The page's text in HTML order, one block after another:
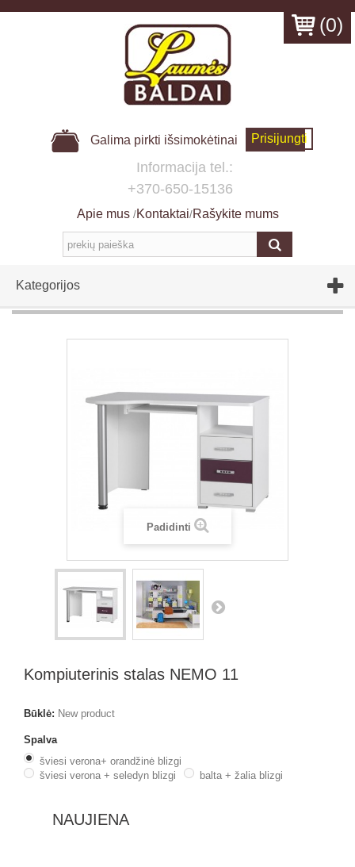
Galima pirkti išsimokėtinai Prisijungti
Informacija tel.:
+370-650-15136
Apie mus /Kontaktai/Rašykite mums
Kategorijos
(0)
Padidinti
Kompiuterinis stalas NEMO 11
Būklė: New product
Spalva
šviesi verona+ orandžinė blizgi
šviesi verona + seledyn blizgi
balta + žalia blizgi
NAUJIENA